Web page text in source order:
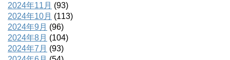
2024年11月 (93)
2024年10月 (113)
2024年9月 (96)
2024年8月 (104)
2024年7月 (93)